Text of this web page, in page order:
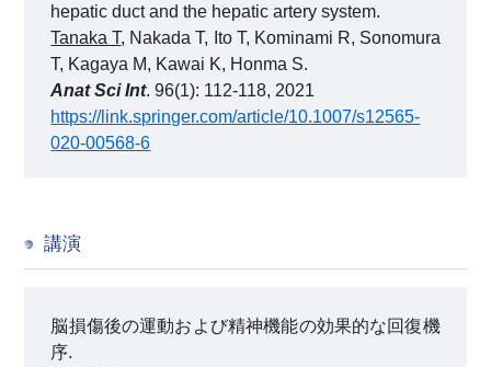
hepatic duct and the hepatic artery system.
Tanaka T, Nakada T, Ito T, Kominami R, Sonomura
T, Kagaya M, Kawai K, Honma S.
Anat Sci Int. 96(1): 112-118, 2021
https://link.springer.com/article/10.1007/s12565-
020-00568-6
講演
脳損傷後の運動および精神機能の効果的な回復機
序.